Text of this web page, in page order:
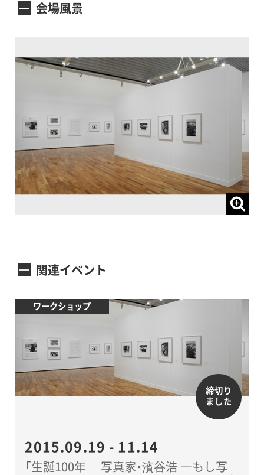
会場風景
関連イベント
ワークショップ
締切り
ました
2015.09.19 - 11.14
「生誕100年 写真家・濱谷浩 ―もし写